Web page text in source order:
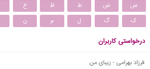
ص
ض ط ظ ع
ک
گ ل م ن
درخواستی کاربران
فرزاد بهرامی - زیبای من